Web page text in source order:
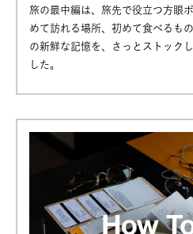
旅の最中編は、旅先で役立つ方眼
めて訪れる場所、初めて食べるも
の新鮮な記憶を、さっとストック
した。